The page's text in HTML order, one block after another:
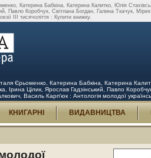
Катерина Бабкіна, Катерина Калитко, Юлія
Павло Коробчук, Світлана Богдан, Галина Ткачук,
III тисячоліття : Купити книжку.
Єрьоменко, Катерина Бабкіна, Катерина
Ірина Цілик, Ярослав Гадзінський, Павло
Василь Карп'юк : Антологія молодої
КНИГАРНІ ВИДАВНИЦТВА